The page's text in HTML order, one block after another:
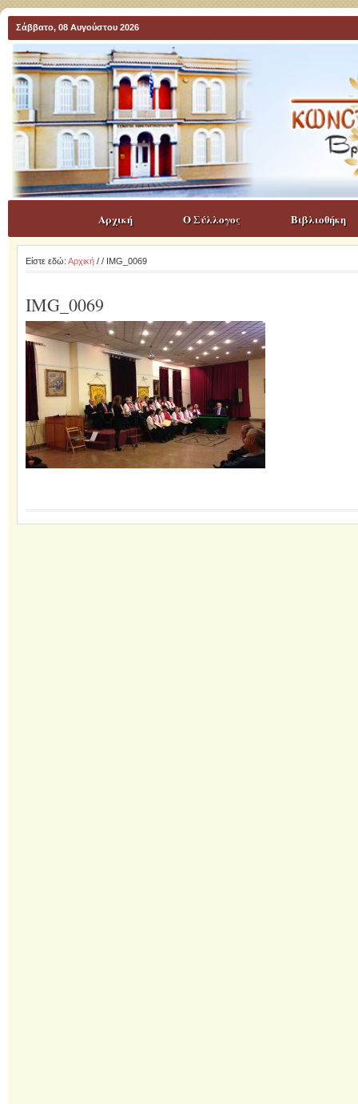
Σάββατο, 08 Αυγούστου 2026
Αρχική Ο Σύλλογος Βιβλιοθήκη
Είστε εδώ: Αρχική/ / IMG_0069
IMG_0069